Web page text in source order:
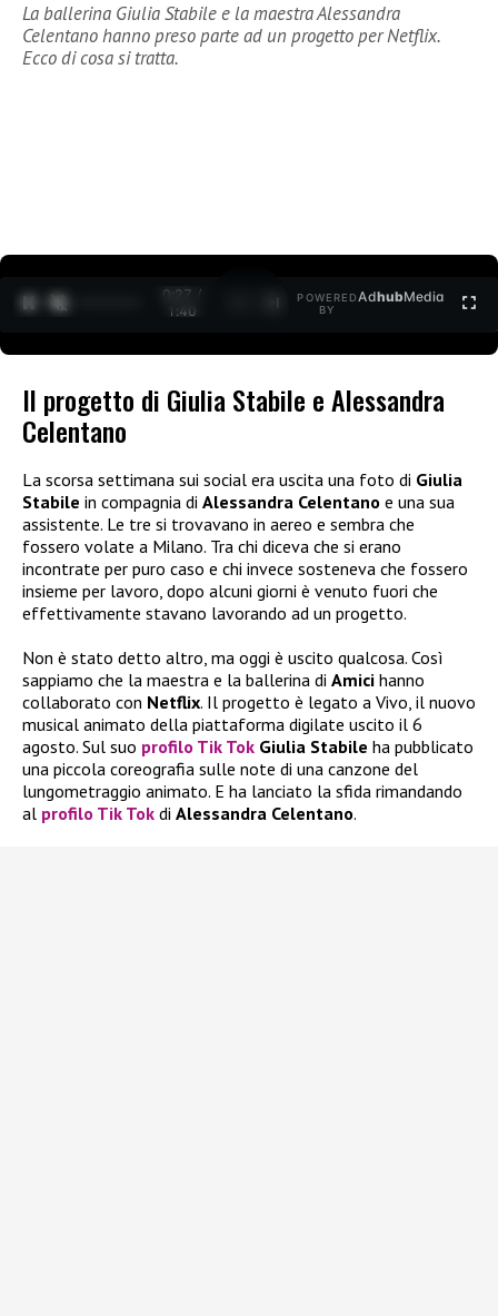
La ballerina Giulia Stabile e la maestra Alessandra
Celentano hanno preso parte ad un progetto per Netflix.
Ecco di cosa si tratta.
0:27 /
1:40
POWERED
BY
AdhubMedia
Il progetto di Giulia Stabile e Alessandra
Celentano
La scorsa settimana sui social era uscita una foto di Giulia
Stabile in compagnia di Alessandra Celentano e una sua
assistente. Le tre si trovavano in aereo e sembra che
fossero volate a Milano. Tra chi diceva che si erano
incontrate per puro caso e chi invece sosteneva che fossero
insieme per lavoro, dopo alcuni giorni è venuto fuori che
effettivamente stavano lavorando ad un progetto.
Non è stato detto altro, ma oggi è uscito qualcosa. Così
sappiamo che la maestra e la ballerina di Amici hanno
collaborato con Netflix. Il progetto è legato a Vivo, il nuovo
musical animato della piattaforma digilate uscito il 6
agosto. Sul suo profilo Tik Tok Giulia Stabile ha pubblicato
una piccola coreografia sulle note di una canzone del
lungometraggio animato. E ha lanciato la sfida rimandando
al profilo Tik Tok di Alessandra Celentano.